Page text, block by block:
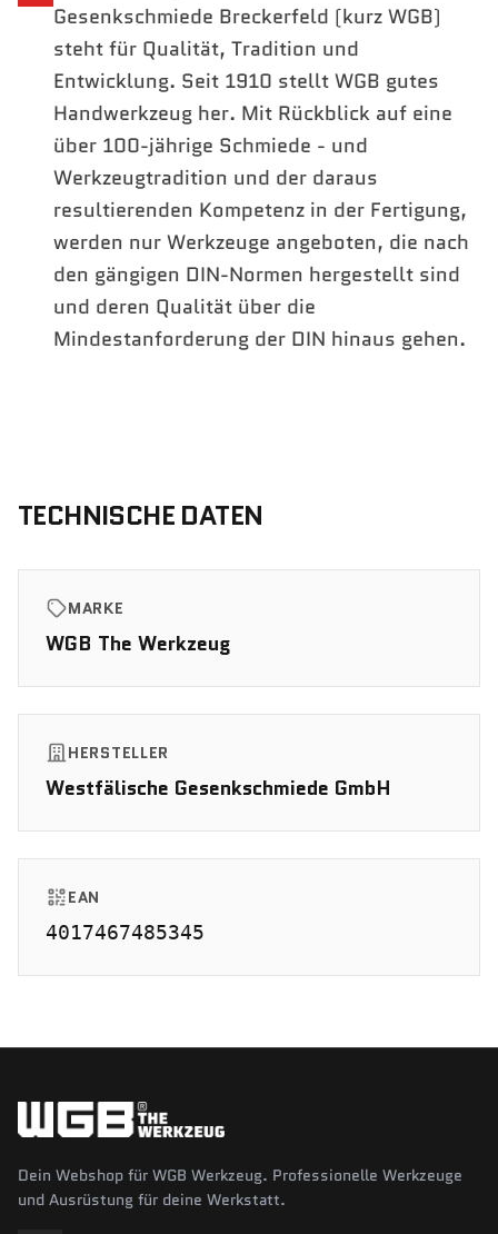
Gesenkschmiede Breckerfeld (kurz WGB)
steht für Qualität, Tradition und
Entwicklung. Seit 1910 stellt WGB gutes
Handwerkzeug her. Mit Rückblick auf eine
über 100-jährige Schmiede - und
Werkzeugtradition und der daraus
resultierenden Kompetenz in der Fertigung,
werden nur Werkzeuge angeboten, die nach
den gängigen DIN-Normen hergestellt sind
und deren Qualität über die
Mindestanforderung der DIN hinaus gehen.
TECHNISCHE DATEN
MARKE
WGB The Werkzeug
HERSTELLER
Westfälische Gesenkschmiede GmbH
EAN
4017467485345
Dein Webshop für WGB Werkzeug. Professionelle Werkzeuge
und Ausrüstung für deine Werkstatt.